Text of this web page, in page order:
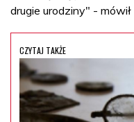
drugie urodziny" -
CZYTAJ TAKŻE